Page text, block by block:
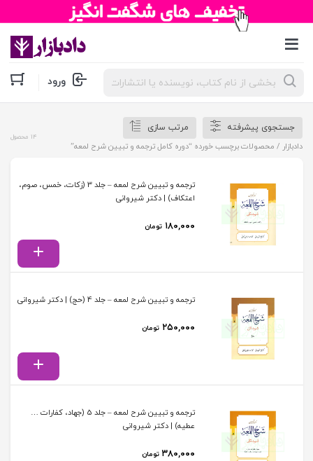
جستجوی
محصولات ورود
جستجوی پیشرفته
مرتب سازی
دادبازار / محصولات برچسب خورده “دوره کامل ترجمه و تبیین شرح لمعه”
14 محصول
ترجمه و تبیین شرح لمعه – جلد 3 (زکات، خمس، صوم،
اعتکاف) | دکتر شیروانی
۱۸۰,۰۰۰ تومان
ترجمه و تبیین شرح لمعه – جلد 4 (حج) | دکتر شیروانی
۲۵۰,۰۰۰ تومان
ترجمه و تبیین شرح لمعه – جلد 5 (جهاد، کفارات …
عطیه) | دکتر شیروانی
۳۸۰,۰۰۰ تومان